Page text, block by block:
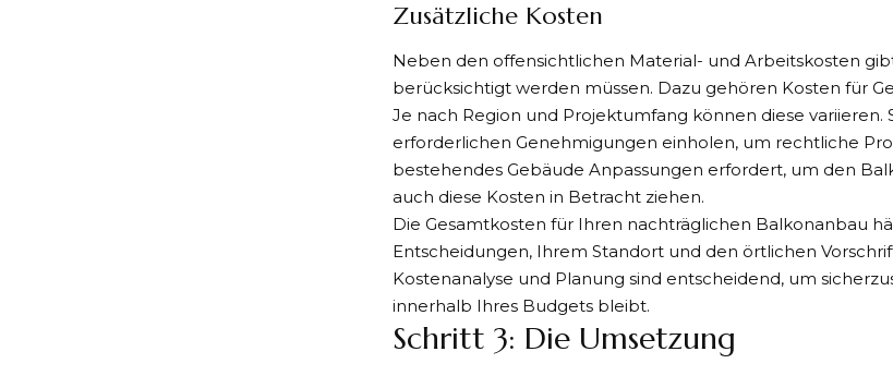
Zusätzliche Kosten
Neben den offensichtlichen Material- und Arbeitskosten
berücksichtigt werden müssen. Dazu gehören Kosten für
Je nach Region und Projektumfang können diese variieren.
erforderlichen Genehmigungen einholen, um rechtliche
bestehendes Gebäude Anpassungen erfordert, um den
auch diese Kosten in Betracht ziehen.
Die Gesamtkosten für Ihren nachträglichen Balkonanbau
Entscheidungen, Ihrem Standort und den örtlichen
Kostenanalyse und Planung sind entscheidend, um
innerhalb Ihres Budgets bleibt.
Schritt 3: Die Umsetzung